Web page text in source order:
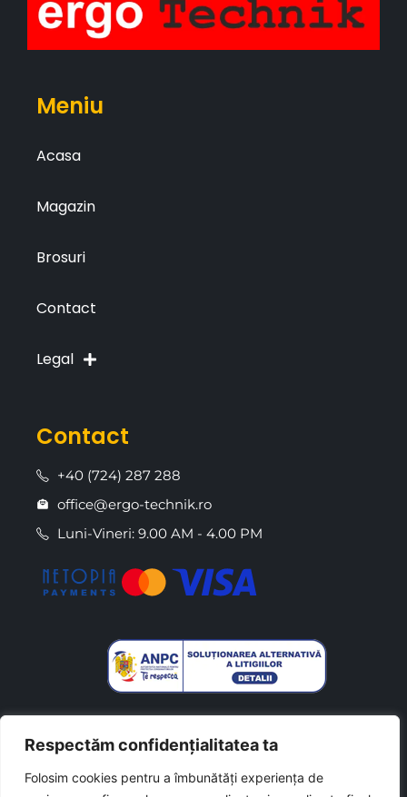
Respectăm confidențialitatea ta
Folosim cookies pentru a îmbunătăți experiența de
Meniu
Acasa
Magazin
Brosuri
Contact
Legal
Contact
+40 (724) 287 288
office@ergo-technik.ro
Luni-Vineri: 9.00 AM - 4.00 PM